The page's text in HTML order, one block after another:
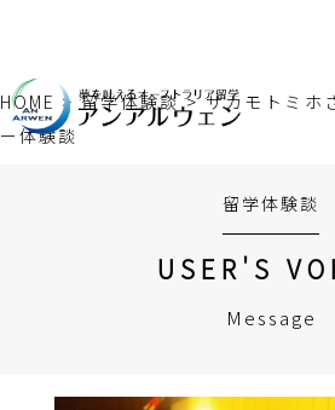
HOME >留学体験談>サカモトミホ
ー体験談
留学体験談
USER'S
Message